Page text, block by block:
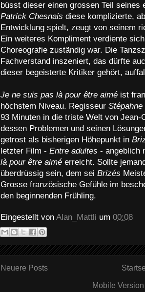
büsst dieser einen grossen Teil seines
Patrick Chesnais diese komplizierte,
Entwicklung spielt, zeugt von seinem
Ein weiteres Kompliment verdiente
Choreografie zuständig war. Die
Fachverstand inszeniert, das dürfte
dieser begeisterte Kritiker gehört,
Je ne suis pas là pour être aimé ist
höchstem Niveau. Regisseur
93 Minuten in die triste Welt von Jean-
dessen Problemen und seinen
getrost als bisherigen Höhepunkt in
letzter Film - Entre adultes - angeblich
là pour être aimé erreicht. Sollte
überdrüssig sein, dem sei Brizés
Grosse französische Gefühle im
den beginnenden Frühling.
Eingestellt von Alan_Mattli um 00:08
Neuere Posts
Mobile